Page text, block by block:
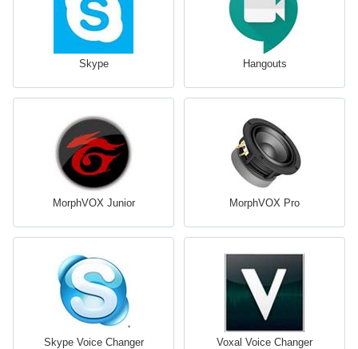
Skype Hangouts
MorphVOX Junior MorphVOX Pro
Skype Voice Changer Voxal Voice Changer